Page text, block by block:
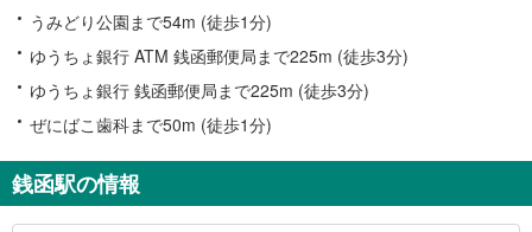
うみどり公園まで54m (徒歩1分)
ゆうちょ銀行 ATM 銭函郵便局まで225m (徒歩3分)
ゆうちょ銀行 銭函郵便局まで225m (徒歩3分)
ぜにばこ歯科まで50m (徒歩1分)
銭函駅の情報